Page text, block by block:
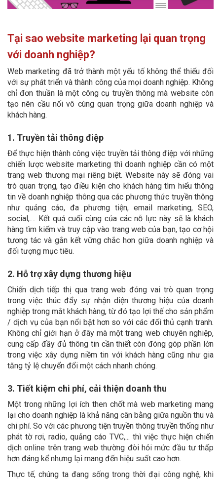
Tại sao website marketing lại quan trọng
với doanh nghiệp?
Web marketing đã trở thành một yếu tố không thể thiếu đối
với sự phát triển và thành công của mọi doanh nghiệp. Không
chỉ đơn thuần là một công cụ truyền thông mà website còn
tạo nên cầu nối vô cùng quan trọng giữa doanh nghiệp và
khách hàng.
1. Truyền tải thông điệp
Để thực hiện thành công việc truyền tải thông điệp với những
chiến lược website marketing thì doanh nghiệp cần có một
trang web thương mại riêng biệt. Website này sẽ đóng vai
trò quan trọng, tạo điều kiện cho khách hàng tìm hiểu thông
tin về doanh nghiệp thông qua các phương thức truyền thông
như quảng cáo, đa phương tiện, email marketing, SEO,
social,.... Kết quả cuối cùng của các nỗ lực này sẽ là khách
hàng tìm kiếm và truy cập vào trang web của bạn, tạo cơ hội
tương tác và gắn kết vững chắc hơn giữa doanh nghiệp và
đối tượng mục tiêu.
2. Hỗ trợ xây dựng thương hiệu
Chiến dịch tiếp thị qua trang web đóng vai trò quan trọng
trong việc thúc đẩy sự nhận diện thương hiệu của doanh
nghiệp trong mắt khách hàng, từ đó tạo lợi thế cho sản phẩm
/ dịch vụ của bạn nổi bật hơn so với các đối thủ cạnh tranh.
Không chỉ giới hạn ở đây mà một trang web chuyên nghiệp,
cung cấp đầy đủ thông tin cần thiết còn đóng góp phần lớn
trong việc xây dựng niềm tin với khách hàng cũng như gia
tăng tỷ lệ chuyển đổi một cách nhanh chóng.
3. Tiết kiệm chi phí, cải thiện doanh thu
Một trong những lợi ích then chốt mà web marketing mang
lại cho doanh nghiệp là khả năng cân bằng giữa nguồn thu và
chi phí. So với các phương tiện truyền thông truyền thống như
phát tờ rơi, radio, quảng cáo TVC,... thì việc thực hiện chiến
dịch online trên trang web thường đòi hỏi mức đầu tư thấp
hơn đáng kể nhưng lại mang đến hiệu suất cao hơn.
Thực tế, chúng ta đang sống trong thời đại công nghệ, khi